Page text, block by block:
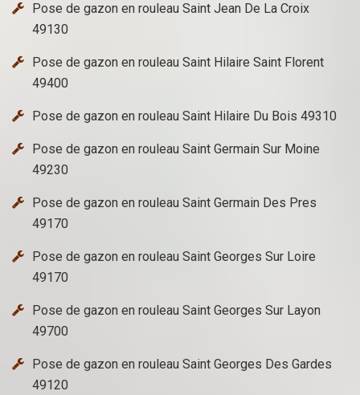
Pose de gazon en rouleau Saint Jean De La Croix
49130
Pose de gazon en rouleau Saint Hilaire Saint Florent
49400
Pose de gazon en rouleau Saint Hilaire Du Bois 49310
Pose de gazon en rouleau Saint Germain Sur Moine
49230
Pose de gazon en rouleau Saint Germain Des Pres
49170
Pose de gazon en rouleau Saint Georges Sur Loire
49170
Pose de gazon en rouleau Saint Georges Sur Layon
49700
Pose de gazon en rouleau Saint Georges Des Gardes
49120